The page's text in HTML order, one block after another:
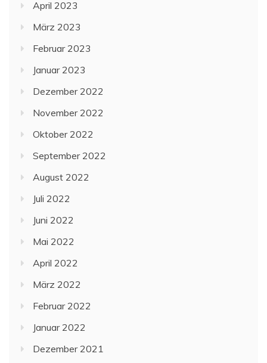
April 2023
März 2023
Februar 2023
Januar 2023
Dezember 2022
November 2022
Oktober 2022
September 2022
August 2022
Juli 2022
Juni 2022
Mai 2022
April 2022
März 2022
Februar 2022
Januar 2022
Dezember 2021